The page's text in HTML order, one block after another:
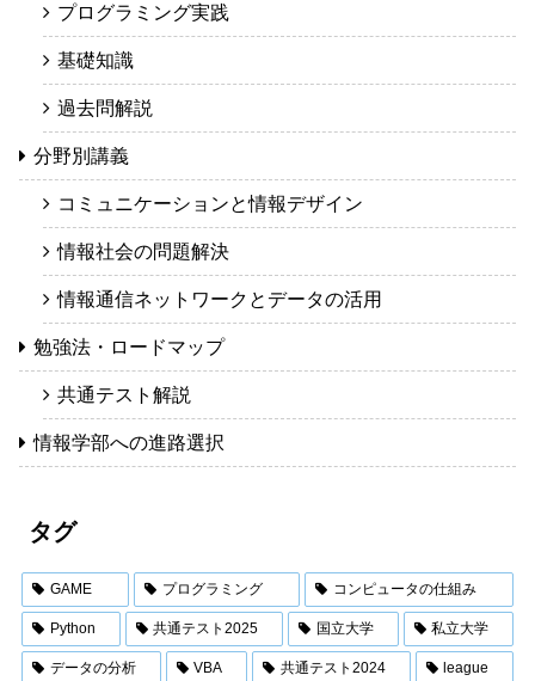
プログラミング実践
基礎知識
過去問解説
分野別講義
コミュニケーションと情報デザイン
情報社会の問題解決
情報通信ネットワークとデータの活用
勉強法・ロードマップ
共通テスト解説
情報学部への進路選択
タグ
GAME プログラミング コンピュータの仕組み
Python 共通テスト2025 国立大学 私立大学
データの分析 VBA 共通テスト2024 league